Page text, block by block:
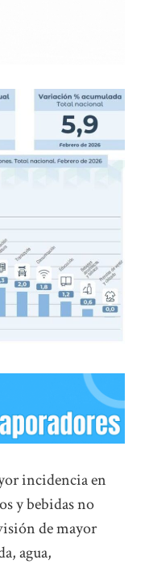
incidencia en
y bebidas no
de mayor
agua,